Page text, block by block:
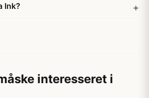
Ink?
interesseret i